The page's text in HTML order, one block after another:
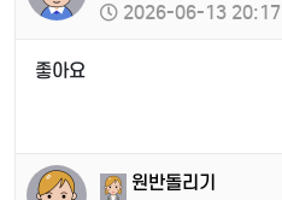
2026-06-13 20:17
좋아요
원반돌리기